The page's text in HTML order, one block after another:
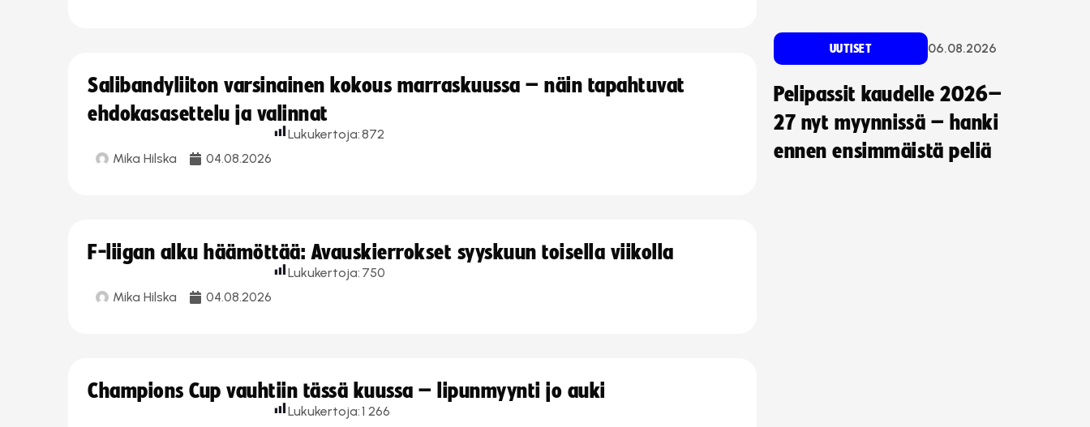
Salibandyliiton varsinainen kokous marraskuussa – näin tapahtuvat
ehdokasasettelu ja valinnat
Mika Hilska 04.08.2026
Lukukertoja:872
F-liigan alku häämöttää: Avauskierrokset syyskuun toisella viikolla
Mika Hilska 04.08.2026
Lukukertoja: 750
Champions Cup vauhtiin tässä kuussa – lipunmyynti jo auki
Lukukertoja:1 266
UUTISET 06.08.2026
Pelipassit kaudelle 2026–
27 nyt myynnissä – hanki
ennen ensimmäistä peliä